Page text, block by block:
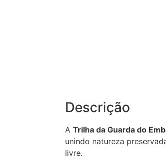
Descrição
A Trilha da Guarda do
unindo natureza
livre.